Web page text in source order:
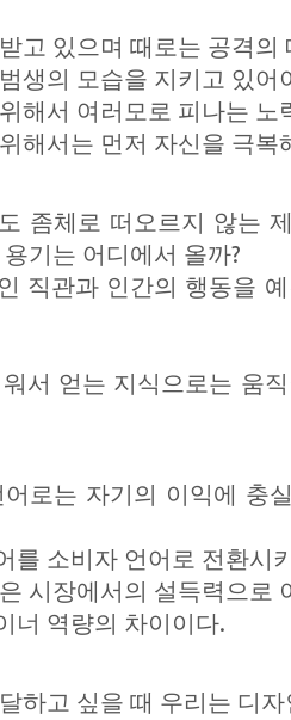
고 있으며 때로는 공격의
생의 모습을 지키고 있어
해서 여러모로 피나는 노
해서는 먼저 자신을 극복
좀체로 떠오르지 않는
기는 어디에서 올까?
직관과 인간의 행동을
서 얻는 지식으로는 움
로는 자기의 이익에 충
를 소비자 언어로 전환시
시장에서의 설득력으로
너 역량의 차이이다.
하고 싶을 때 우리는 디